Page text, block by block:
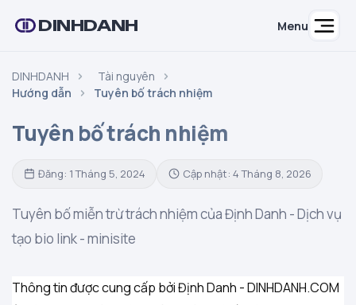
DINHDANH Menu
DINHDANH
Tài nguyên
Hướng dẫn
Tuyên bố trách nhiệm
Tuyên bố trách nhiệm
Đăng: 1 Tháng 5, 2024 Cập nhật: 4 Tháng 8, 2026
Tuyên bố miễn trừ trách nhiệm của Định Danh - Dịch vụ
tạo bio link - minisite
Thông tin được cung cấp bởi Định Danh - DINHDANH.COM